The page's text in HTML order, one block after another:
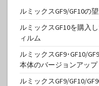
ルミックスGF9/GF10の
ルミックスGF10を購入
ィルム
ルミックスGF9･GF10/
本体のバージョンアップ
ルミックスGF9/GF10/